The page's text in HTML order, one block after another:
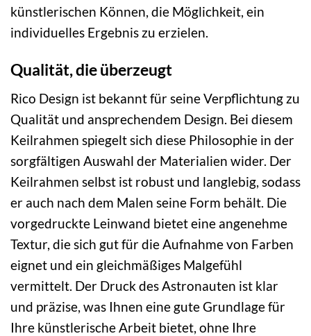
künstlerischen Können, die Möglichkeit, ein
individuelles Ergebnis zu erzielen.
Qualität, die überzeugt
Rico Design ist bekannt für seine Verpflichtung zu
Qualität und ansprechendem Design. Bei diesem
Keilrahmen spiegelt sich diese Philosophie in der
sorgfältigen Auswahl der Materialien wider. Der
Keilrahmen selbst ist robust und langlebig, sodass
er auch nach dem Malen seine Form behält. Die
vorgedruckte Leinwand bietet eine angenehme
Textur, die sich gut für die Aufnahme von Farben
eignet und ein gleichmäßiges Malgefühl
vermittelt. Der Druck des Astronauten ist klar
und präzise, was Ihnen eine gute Grundlage für
Ihre künstlerische Arbeit bietet, ohne Ihre